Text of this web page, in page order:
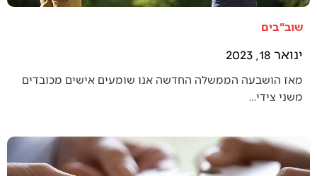
שוב"בים
ינואר 18, 2023
מאז הושבעה הממשלה החדשה אנו שומעים אישים מכובדים
משני צידי…